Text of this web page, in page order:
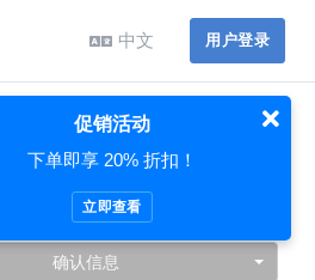
中文 用户登录
出现了问题…
确认信息
促销活动
下单即享 20% 折扣！
立即查看